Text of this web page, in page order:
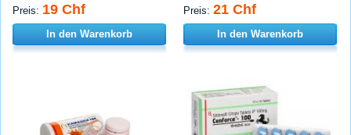
Preis: 19 Chf
In den Warenkorb
Preis: 21 Chf
In den Warenkorb